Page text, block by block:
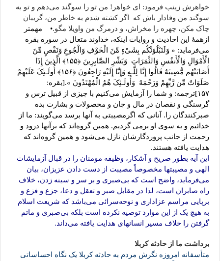
خواهرش زینب فرمود: ای خواهر! من تو را سوگند می‌دهم و تو به
سوگند من وفادار باش که اگر کشته شدم به خاطر من، گریبان
چاک مکن، چهره را مخراش، و درمرگ من واویلا مگو.• مهمتر
ازهمۀ این احادیث و روایات اینکه، خداوند متعال در سوره بقره
می‌فرماید: «‏ وَلَنَبْلُوَنَّکُم بِشَیْءٍ مِّنَ الْخَوْفِ وَالْجُوعِ وَنَقْصٍ مِّنَ
الْأَمْوَالِ وَالْأَنفُسِ وَالثَّمَرَاتِ وَبَشِّرِ الصَّابِرِینَ ﴿١۵۵﴾ الَّذِینَ إِذَا
أَصَابَتْهُم مُّصِیبَهٌ قَالُوا إِنَّا لِلَّـهِ وَإِنَّا إِلَیْهِ رَاجِعُونَ ﴿١۵۶﴾ أُولَـئِکَ عَلَیْهِمْ
صَلَوَاتٌ مِّن رَّبِّهِمْ وَرَحْمَهٌ وَأُولَـئِکَ هُمُ الْمُهْتَدُونَ ‏».[بقره:
۱۵۷]ترجمه: و شما را آزمایش می‌کنیم با چیزی از قبیل ترس و
گرسنگی و نقصان در مال و جان و محصولات و بشارت بده
صبرکنندگان را. آنانی که اگرمصیبتی به آنها برسد می‌گویند: ما از
خدائیم و به سوی او برمی گردیم. همین گروه‌اند که برآنها درود و
رحمت از جانب پروردگارشان نازل می‌شود و همین گروه‌اند که
هدایت یافته هستند.
این آیه بطور صریح و آشکار، وظیفه مومنان را در قبال آزمایشات
الهی و مصیبتها مخصوصاً مصیبت از دست دادن عزیزان، بیان
می‌فرماید، واضح است که بی‌صبری و بر سر و سینه زدن، خلاف
راه صابران است، لذا در مقابل صبر و تعقل و دعا، جزع و فزع و
برپایی مراسم عزاداری و نوحه‌سرائی می‌باشد که شریعت اسلام
به هیچ یک از این موارد توصیه نکرده است بلکه بی‌صبری و ماتم
گرفتن را خلاف مسیر انسانهای هدایت یافته می‌داند.
برداشت ما از حادثه کربلا
متأسفانه امروزه نگرش مردم به حادثه کربلا یک نگاه احساساتی